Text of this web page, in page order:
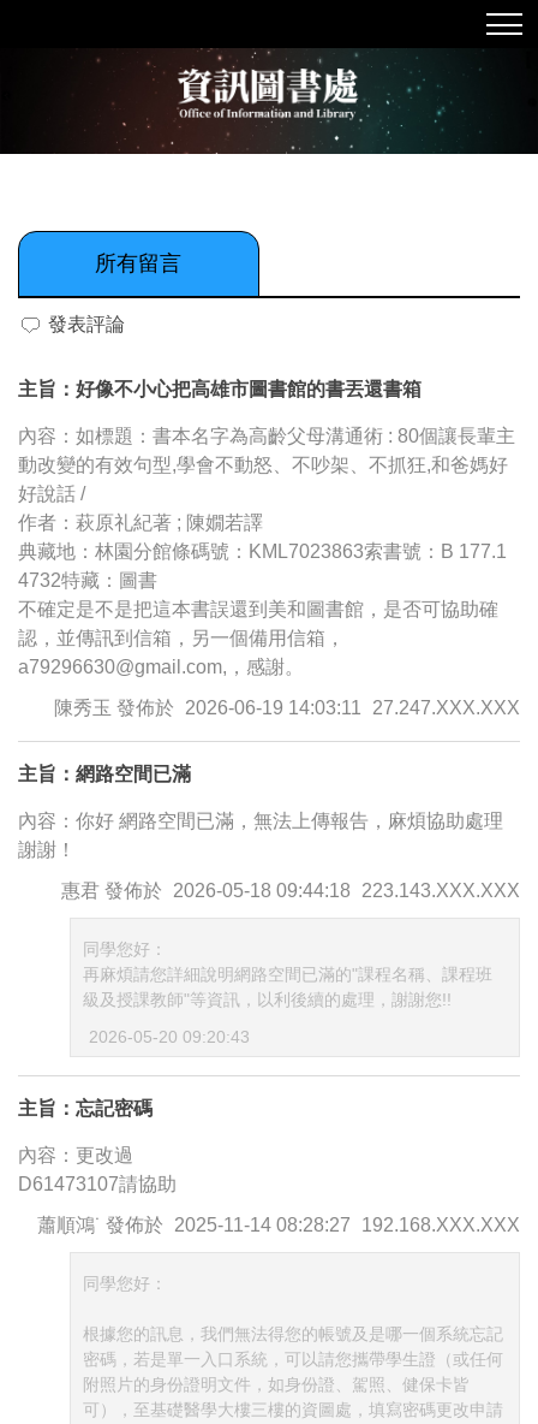
所有留言
發表評論
主旨：好像不小心把高雄市圖書館的書丟還書箱
內容：如標題：書本名字為高齡父母溝通術 : 80個讓長輩主
動改變的有效句型,學會不動怒、不吵架、不抓狂,和爸媽好
好說話 /
作者：萩原礼紀著 ; 陳嫺若譯
典藏地：林園分館條碼號：KML7023863索書號：B 177.1
4732特藏：圖書
不確定是不是把這本書誤還到美和圖書館，是否可協助確
認，並傳訊到信箱，另一個備用信箱，
a79296630@gmail.com,，感謝。
陳秀玉 發佈於 2026-06-19 14:03:11 27.247.XXX.XXX
主旨：網路空間已滿
內容：你好 網路空間已滿，無法上傳報告，麻煩協助處理
謝謝！
惠君 發佈於 2026-05-18 09:44:18 223.143.XXX.XXX
同學您好：
再麻煩請您詳細說明網路空間已滿的"課程名稱、課程班
級及授課教師"等資訊，以利後續的處理，謝謝您!!
2026-05-20 09:20:43
主旨：忘記密碼
內容：更改過
D61473107請協助
蕭順鴻˙ 發佈於 2025-11-14 08:28:27 192.168.XXX.XXX
同學您好：
根據您的訊息，我們無法得您的帳號及是哪一個系統忘記
密碼，若是單一入口系統，可以請您攜帶學生證（或任何
附照片的身份證明文件，如身份證、駕照、健保卡皆
可），至基礎醫學大樓三樓的資圖處，填寫密碼更改申請